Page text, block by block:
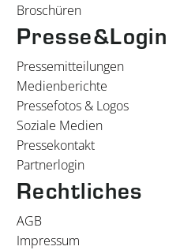
Broschüren
Presse&Login
Pressemitteilungen
Medienberichte
Pressefotos & Logos
Soziale Medien
Pressekontakt
Partnerlogin
Rechtliches
AGB
Impressum